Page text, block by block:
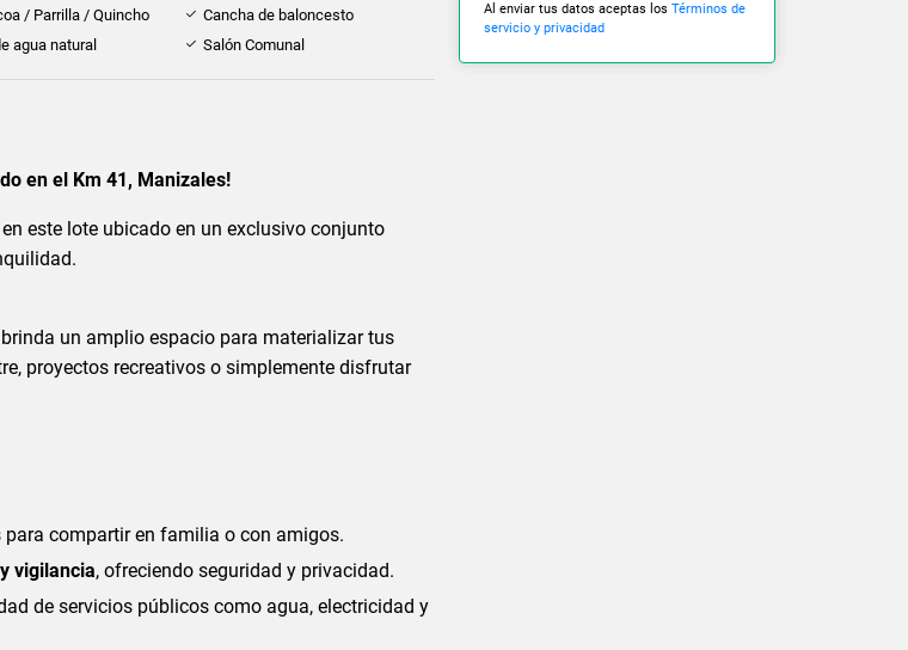
/ Parrilla / Quincho
Cancha de baloncesto
agua natural Salón Comunal
en el Km 41, Manizales!
este lote ubicado en un exclusivo conjunto
un amplio espacio para materializar tus
proyectos recreativos o simplemente disfrutar
compartir en familia o con amigos.
vigilancia, ofreciendo seguridad y privacidad.
de servicios públicos como agua, electricidad y
Al enviar tus datos aceptas los Términos de
servicio y privacidad